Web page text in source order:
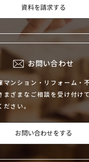
資料を請求する
お問い合わせ
マンション・リフォーム・
まざまなご相談を受け付け
ださい。
お問い合わせをする